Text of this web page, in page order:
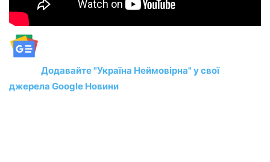
Додавайте "Україна Неймовірна" у свої
джерела Google Новини